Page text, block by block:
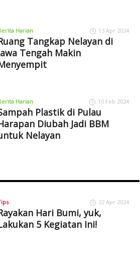
Harian 13 Apr 2024
Tangkap Nelayan di
Tengah Makin
Harian 10 Feb 2024
Plastik di Pulau
Diubah Jadi BBM
Nelayan
22 Apr 2024
Hari Bumi, yuk,
5 Kegiatan Ini!